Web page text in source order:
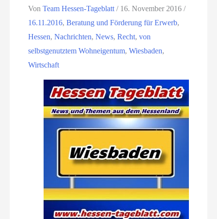
VonTeam Hessen-Tageblatt/ 16. November 2016/
16.11.2016,Beratung und Förderung für Erwerb,
Hessen,Nachrichten,News,Recht,von
selbstgenutztem Wohneigentum,Wiesbaden,
Wirtschaft